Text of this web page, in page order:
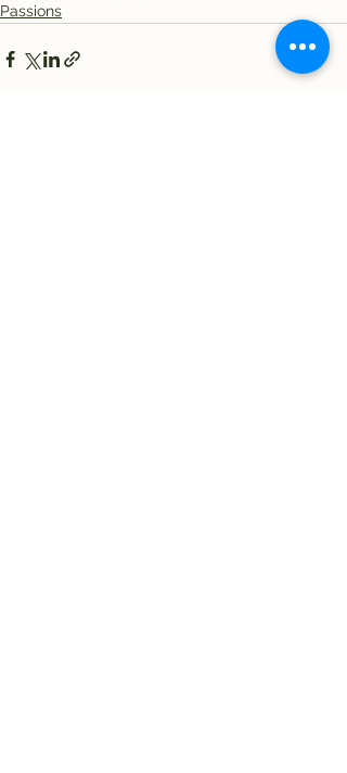
Passions